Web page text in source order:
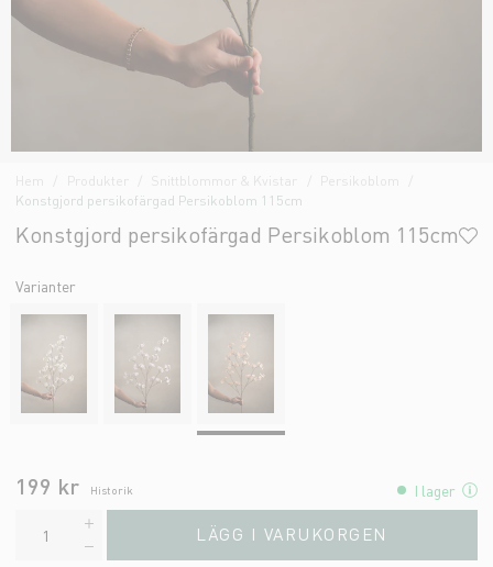
Hem Produkter Snittblommor & Kvistar
Persikoblom
Konstgjord persikofärgad Persikoblom 115cm
Konstgjord persikofärgad Persikoblom 115cm
Varianter
199 kr Historik I lager
LÄGG I VARUKORGEN